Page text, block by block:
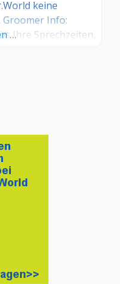
keine
Info:
Ihre Sprechzeiten,
…